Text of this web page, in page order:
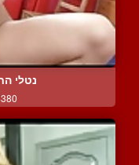
נטלי
4380